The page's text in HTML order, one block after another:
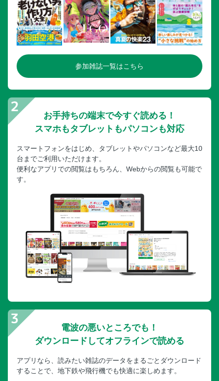
参加雑誌一覧はこちら
お手持ちの端末で今すぐ読める！
スマホもタブレットもパソコンも対応
スマートフォンをはじめ、タブレットやパソコンなど最大10
台までご利用いただけます。
便利なアプリでの閲覧はもちろん、Webからの閲覧も可能で
す。
電波の悪いところでも！
ダウンロードしてオフラインで読める
アプリなら、読みたい雑誌のデータをまるごとダウンロード
することで、地下鉄や飛行機でも快適に楽しめます。